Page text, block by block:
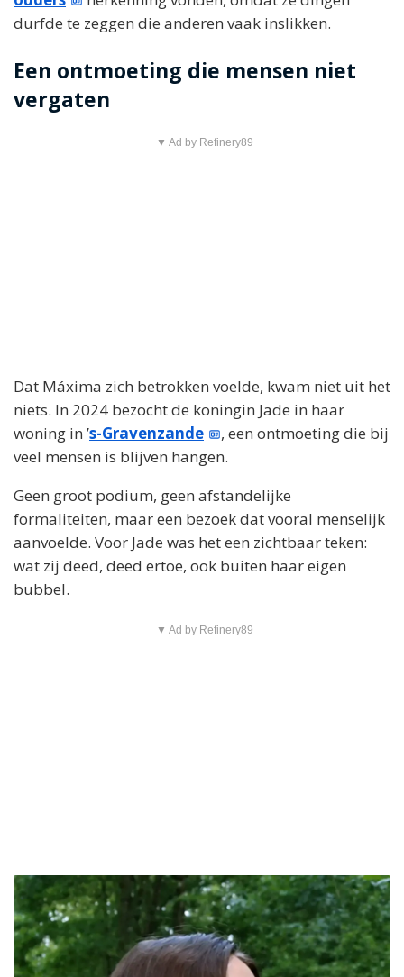
durfde te zeggen die anderen vaak inslikken.
Een ontmoeting die mensen niet
vergaten
▼ Ad by Refinery89
Dat Máxima zich betrokken voelde, kwam niet uit het
niets. In 2024 bezocht de koningin Jade in haar
woning in ’s-Gravenzande
, een ontmoeting die bij
veel mensen is blijven hangen.
Geen groot podium, geen afstandelijke
formaliteiten, maar een bezoek dat vooral menselijk
aanvoelde. Voor Jade was het een zichtbaar teken:
wat zij deed, deed ertoe, ook buiten haar eigen
bubbel.
▼ Ad by Refinery89